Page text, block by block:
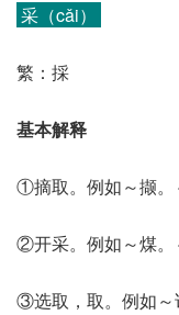
采（cǎi）
繁：採
基本解释
①摘取。例如～撷。
②开采。例如～煤。
③选取，取。例如～